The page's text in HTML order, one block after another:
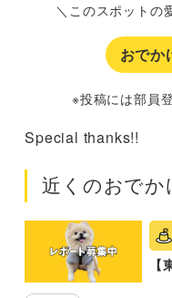
＼このスポットの
おでか
※投稿には部員
Special thanks!!
近くのおでか
【